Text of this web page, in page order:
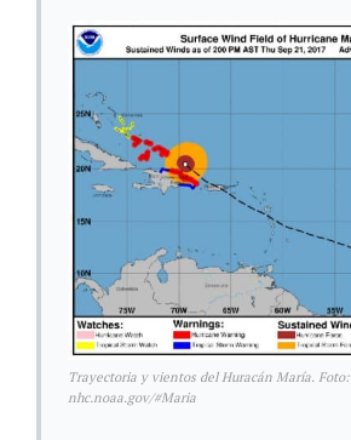
Trayectoria y vientos del Huracán María. Foto:
nhc.noaa.gov/#Maria